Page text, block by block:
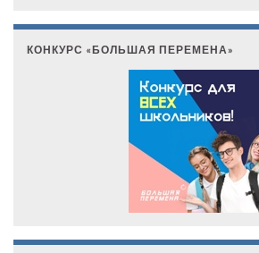
КОНКУРС «БОЛЬШАЯ ПЕРЕМЕНА»